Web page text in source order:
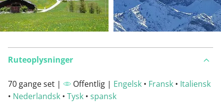
Ruteoplysninger
70 gange set | Offentlig | Engelsk • Fransk • Italiensk
• Nederlandsk • Tysk • spansk